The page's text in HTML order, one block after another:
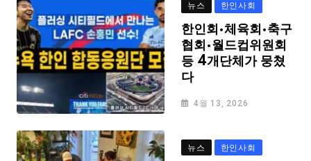
뉴스 한인사회
한인회·체육회·축구
협회·월드컵위원회
등 4개단체가 뭉쳤
다
4월 13, 2026
뉴스 한인사회